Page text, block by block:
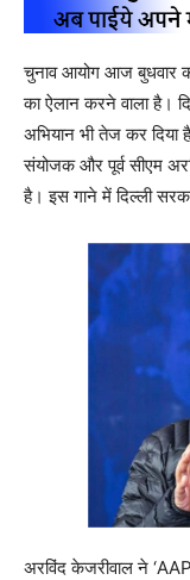
चुनाव आयोग आज बुधवार
का ऐलान करने वाला है।
अभियान भी तेज कर दिया
संयोजक और पूर्व सीएम
है। इस गाने में दिल्ली
अरविंद केजरीवाल ने